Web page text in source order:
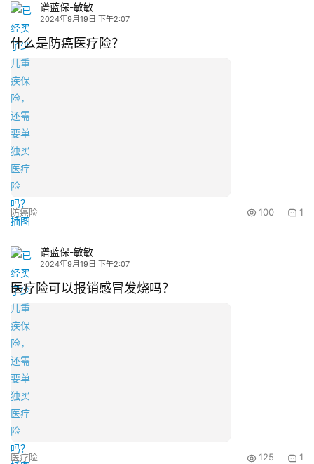
谱蓝保-敏敏
2024年9月19日 下午2:07
什么是防癌医疗险？
防癌险 100 1
谱蓝保-敏敏
2024年9月19日 下午2:07
医疗险可以报销感冒发烧吗？
医疗险 125 1